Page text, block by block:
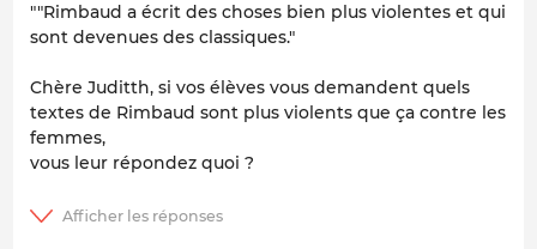
""Rimbaud a écrit des choses bien plus violentes et qui
sont devenues des classiques."
Chère Juditth, si vos élèves vous demandent quels
textes de Rimbaud sont plus violents que ça contre les
femmes,
vous leur répondez quoi ?